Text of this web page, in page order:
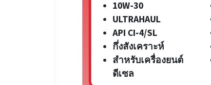
10W-30
ULTRAHAUL
API CI-4/SL
กึ่งสังเคราะห์
สำหรับเครื่องยนต์
ดีเซล